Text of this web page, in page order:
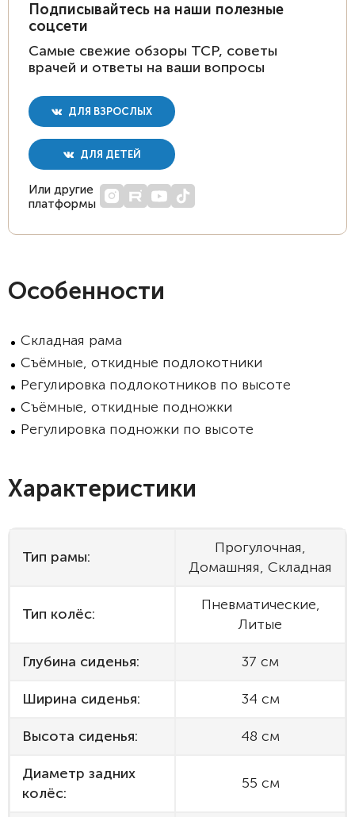
Подписывайтесь на наши полезные
соцсети
Самые свежие обзоры ТСР, советы
врачей и ответы на ваши вопросы
ДЛЯ ВЗРОСЛЫХ
ДЛЯ ДЕТЕЙ
Или другие
платформы
Особенности
Складная рама
Съёмные, откидные подлокотники
Регулировка подлокотников по высоте
Съёмные, откидные подножки
Регулировка подножки по высоте
Характеристики
Тип рамы:
Прогулочная,
Домашняя, Складная
Тип колёс:
Пневматические,
Литые
Глубина сиденья: 37 см
Ширина сиденья: 34 см
Высота сиденья: 48 см
Диаметр задних
колёс:
55 см